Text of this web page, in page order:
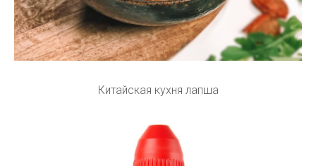
Китайская кухня лапша